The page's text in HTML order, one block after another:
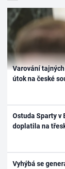
Varování
útok na české
Ostuda Sparty v
doplatila na
Vyhýbá se